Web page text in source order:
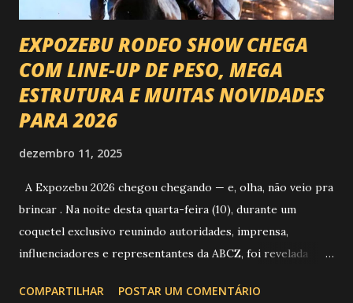
EXPOZEBU RODEO SHOW CHEGA
COM LINE-UP DE PESO, MEGA
ESTRUTURA E MUITAS NOVIDADES
PARA 2026
dezembro 11, 2025
A Expozebu 2026 chegou chegando — e, olha, não veio pra
brincar . Na noite desta quarta-feira (10), durante um
coquetel exclusivo reunindo autoridades, imprensa,
influenciadores e representantes da ABCZ, foi revelada
festa : a chegada do Campeonato de Montarias em Touros
COMPARTILHAR
POSTAR UM COMENTÁRIO